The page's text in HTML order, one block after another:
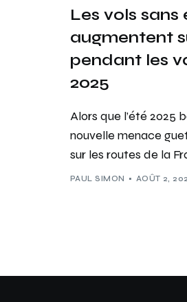
Les vols
augmentent
pendant les
2025
Alors que l’été 2025
nouvelle menace
sur les routes de la
PAUL SIMON AOÛT 2,